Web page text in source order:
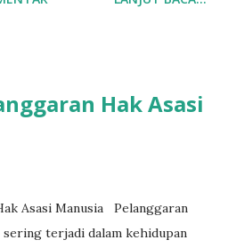
aspirasi masyarakat. Hal ini
oleh seluruh warga negara.
setiap warga negara
lain dapat dilihat dalam
berikut: 1. Ketuhanan Yang
dan bekerja sama
Hak Asasi
Asasi Manusia Pelanggaran
sering terjadi dalam kehidupan